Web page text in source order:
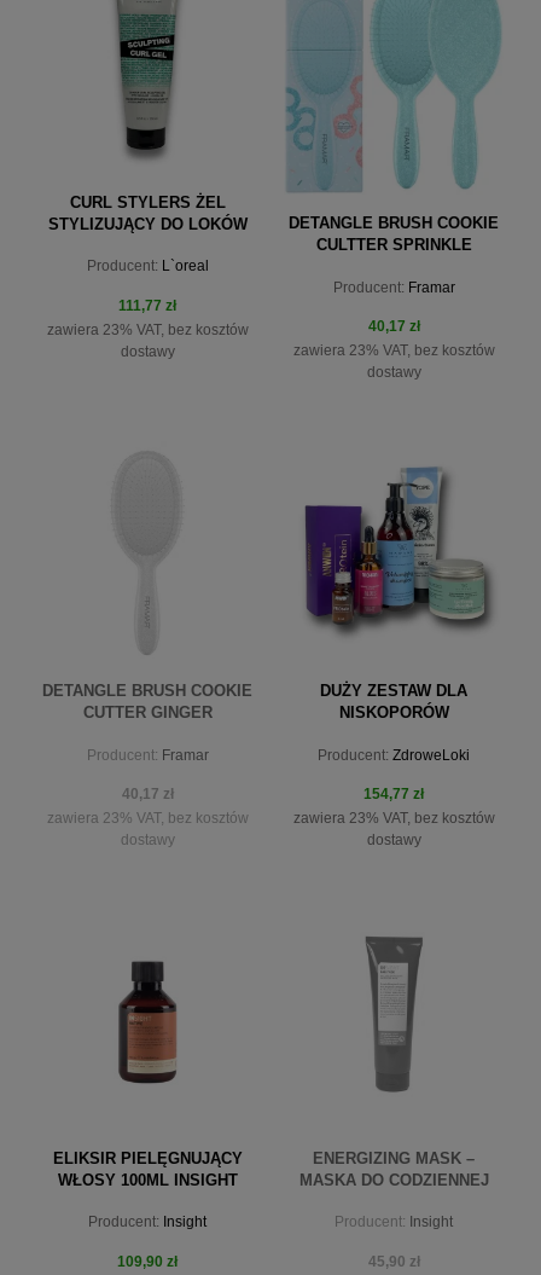
do koszyka do koszyka
CURL STYLERS ŻEL
STYLIZUJĄCY DO LOKÓW
Producent: L`oreal
111,77 zł
zawiera 23% VAT, bez kosztów
dostawy
DETANGLE BRUSH COOKIE
CULTTER SPRINKLE
Producent: Framar
40,17 zł
zawiera 23% VAT, bez kosztów
dostawy
do koszyka
DETANGLE BRUSH COOKIE
CUTTER GINGER
Producent: Framar
40,17 zł
zawiera 23% VAT, bez kosztów
dostawy
powiadom o dostępności
DUŻY ZESTAW DLA
NISKOPORÓW
Producent: ZdroweLoki
154,77 zł
zawiera 23% VAT, bez kosztów
dostawy
do koszyka
ELIKSIR PIELĘGNUJĄCY
WŁOSY 100ML INSIGHT
Producent: Insight
109,90 zł
ENERGIZING MASK –
MASKA DO CODZIENNEJ
INSIGHT
Producent: Insight
45,90 zł